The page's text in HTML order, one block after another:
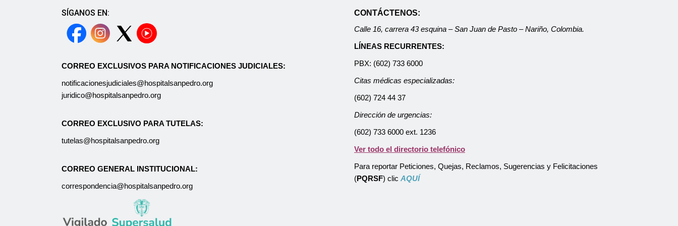
SÍGANOS EN:
CORREO EXCLUSIVOS PARA NOTIFICACIONES JUDICIALES:
notificacionesjudiciales@hospitalsanpedro.org
juridico@hospitalsanpedro.org
CORREO EXCLUSIVO PARA TUTELAS:
tutelas@hospitalsanpedro.org
CORREO GENERAL INSTITUCIONAL:
correspondencia@hospitalsanpedro.org
CONTÁCTENOS:
Calle 16, carrera 43 esquina – San Juan de Pasto – Nariño, Colombia.
LÍNEAS RECURRENTES:
PBX: (602) 733 6000
Citas médicas especializadas:
(602) 724 44 37
Dirección de urgencias:
(602) 733 6000 ext. 1236
Ver todo el directorio telefónico
Para reportar Peticiones, Quejas, Reclamos, Sugerencias y Felicitaciones
(PQRSF) clic AQUÍ